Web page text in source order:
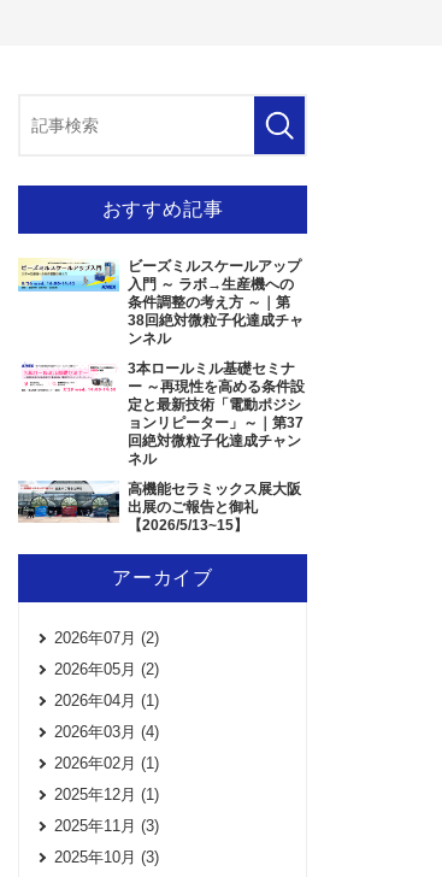
おすすめ記事
ビーズミルスケールアップ
入門 ～ ラボ→生産機への
条件調整の考え方 ～｜第
38回絶対微粒子化達成チャ
ンネル
3本ロールミル基礎セミナ
ー ～再現性を高める条件設
定と最新技術「電動ポジシ
ョンリピーター」～｜第37
回絶対微粒子化達成チャン
ネル
高機能セラミックス展大阪
出展のご報告と御礼
【2026/5/13~15】
アーカイブ
2026年07月 (2)
2026年05月 (2)
2026年04月 (1)
2026年03月 (4)
2026年02月 (1)
2025年12月 (1)
2025年11月 (3)
2025年10月 (3)